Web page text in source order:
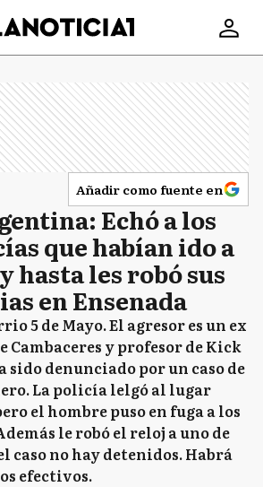
Añadir como fuente en
Echó a los
que habían ido a
hasta les robó sus
en Ensenada
5 de Mayo. El agresor es un ex
Cambaceres y profesor de Kick
sido denunciado por un caso de
La policía lelgó al lugar
el hombre puso en fuga a los
le robó el reloj a uno de
caso no hay detenidos. Habrá
efectivos.